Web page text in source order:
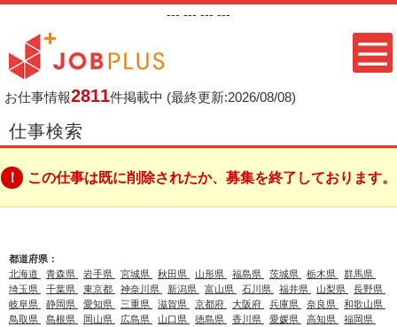
--- --- --- ---
お仕事情報2811件掲載中 (最終更新:2026/08/08)
仕事検索
この仕事は既に削除されたか、募集を終了しております。
都道府県：
北海道
青森県 岩手県 宮城県 秋田県 山形県 福島県 茨城県 栃木県
群馬県
埼玉県
千葉県 東京都 神奈川県 新潟県 富山県 石川県 福井県 山梨県
長野県
岐阜県
静岡県 愛知県 三重県 滋賀県 京都府 大阪府 兵庫県 奈良県
和歌山県
鳥取県
島根県 岡山県 広島県 山口県 徳島県 香川県 愛媛県 高知県
福岡県